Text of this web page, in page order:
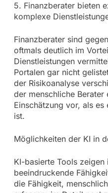
5. Finanzberater bieten
komplexe
Finanzberater sind
oftmals deutlich im
Dienstleistungen
Portalen gar nicht
der Risikoanalyse
der menschliche Berater
Einschätzung vor, als
ist.
Möglichkeiten der KI in
KI-basierte Tools zeigen
beeindruckende
die Fähigkeit,